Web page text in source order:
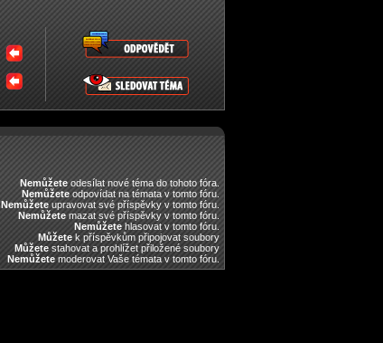
Nemůžeteodesílat nové téma do tohoto fóra.
Nemůžeteodpovídat na témata v tomto fóru.
Nemůžete upravovat své příspěvky v tomto fóru.
Nemůžete mazat své příspěvky v tomto fóru.
Nemůžete hlasovat v tomto fóru.
Můžete k příspěvkům připojovat soubory
Můžete stahovat a prohlížet přiložené soubory
Nemůžete moderovat Vaše témata v tomto fóru.